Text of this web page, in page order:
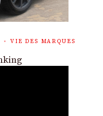
VIE DES MARQUES